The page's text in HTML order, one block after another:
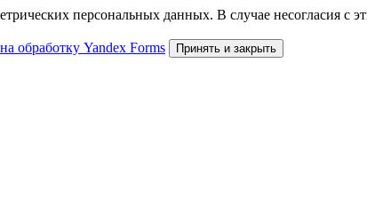
персональных данных. В случае несогласия с
обработку Yandex Forms Принять и закрыть